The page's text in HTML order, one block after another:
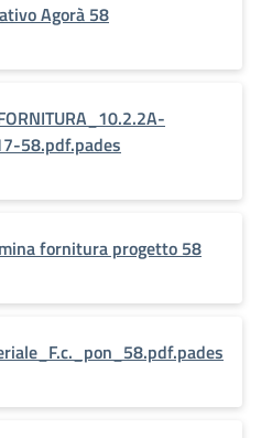
Agorà 58
58.pdf.pades
fornitura progetto 58